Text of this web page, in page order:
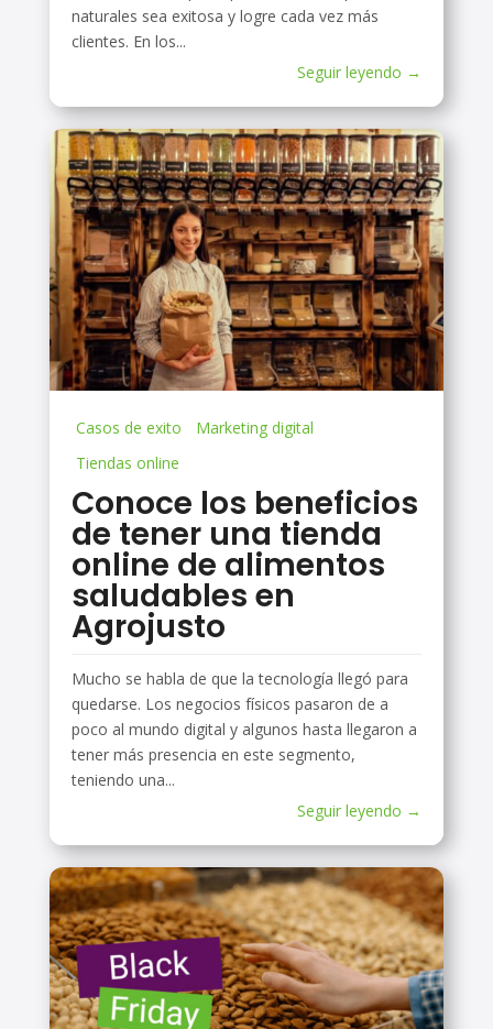
naturales sea exitosa y logre cada vez más
clientes. En los...
Seguir leyendo →
Casos de exito
Marketing digital
Tiendas online
Conoce los beneficios
de tener una tienda
online de alimentos
saludables en
Agrojusto
Mucho se habla de que la tecnología llegó para
quedarse. Los negocios físicos pasaron de a
poco al mundo digital y algunos hasta llegaron a
tener más presencia en este segmento,
teniendo una...
Seguir leyendo →